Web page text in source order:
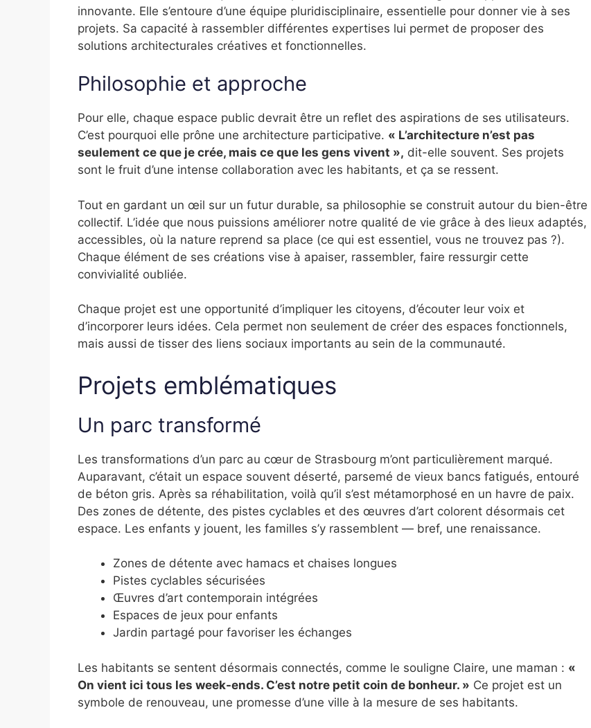
innovante. Elle s’entoure d’une équipe pluridisciplinaire, essentielle pour donner vie à ses
projets. Sa capacité à rassembler différentes expertises lui permet de proposer des
solutions architecturales créatives et fonctionnelles.
Philosophie et approche
Pour elle, chaque espace public devrait être un reflet des aspirations de ses utilisateurs.
C’est pourquoi elle prône une architecture participative. « L’architecture n’est pas
seulement ce que je crée, mais ce que les gens vivent », dit-elle souvent. Ses projets
sont le fruit d’une intense collaboration avec les habitants, et ça se ressent.
Tout en gardant un œil sur un futur durable, sa philosophie se construit autour du bien-être
collectif. L’idée que nous puissions améliorer notre qualité de vie grâce à des lieux adaptés,
accessibles, où la nature reprend sa place (ce qui est essentiel, vous ne trouvez pas ?).
Chaque élément de ses créations vise à apaiser, rassembler, faire ressurgir cette
convivialité oubliée.
Chaque projet est une opportunité d’impliquer les citoyens, d’écouter leur voix et
d’incorporer leurs idées. Cela permet non seulement de créer des espaces fonctionnels,
mais aussi de tisser des liens sociaux importants au sein de la communauté.
Projets emblématiques
Un parc transformé
Les transformations d’un parc au cœur de Strasbourg m’ont particulièrement marqué.
Auparavant, c’était un espace souvent déserté, parsemé de vieux bancs fatigués, entouré
de béton gris. Après sa réhabilitation, voilà qu’il s’est métamorphosé en un havre de paix.
Des zones de détente, des pistes cyclables et des œuvres d’art colorent désormais cet
espace. Les enfants y jouent, les familles s’y rassemblent — bref, une renaissance.
Zones de détente avec hamacs et chaises longues
Pistes cyclables sécurisées
Œuvres d’art contemporain intégrées
Espaces de jeux pour enfants
Jardin partagé pour favoriser les échanges
Les habitants se sentent désormais connectés, comme le souligne Claire, une maman : «
On vient ici tous les week-ends. C’est notre petit coin de bonheur. » Ce projet est un
symbole de renouveau, une promesse d’une ville à la mesure de ses habitants.